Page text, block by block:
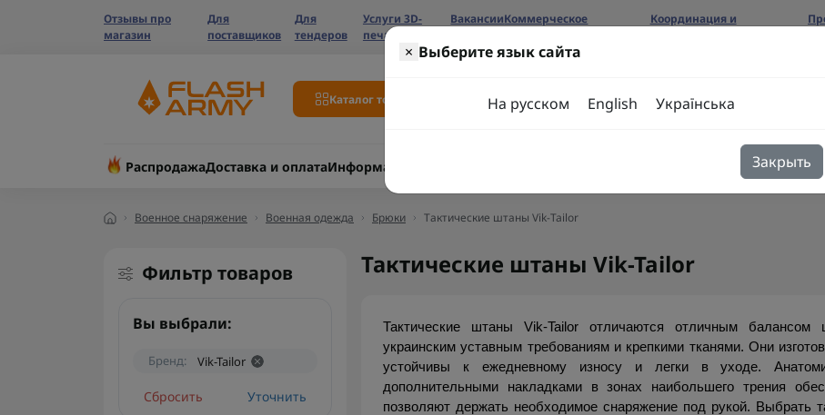
Отзывы про
магазин
Для
поставщиков
Для
тендеров
Услуги 3D-
печати
ВакансииКоммерческое
Координация и
Каталог товаров
РаспродажаДоставка и оплатаИнформация
Военное снаряжение Военная одежда Брюки Тактические штаны Vik-Tailor
× Выберите язык сайта
На русском English Українська
Закрыть
Фильтр товаров
Вы выбрали:
Бренд: Vik-Tailor
Сбросить Уточнить
Тактические штаны Vik-Tailor
Тактические штаны Vik-Tailor отличаются отличным балансом
украинским уставным требованиям и крепкими тканями. Они
устойчивы к ежедневному износу и легки в уходе.
дополнительными накладками в зонах наибольшего трения
позволяют держать необходимое снаряжение под рукой. Выбрать